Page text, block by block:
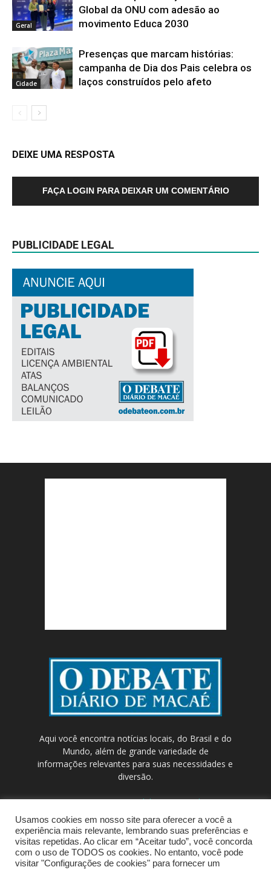
Geral
Global da ONU com adesão ao
movimento Educa 2030
Cidade
Presenças que marcam histórias:
campanha de Dia dos Pais celebra os
laços construídos pelo afeto
DEIXE UMA RESPOSTA
FAÇA LOGIN PARA DEIXAR UM COMENTÁRIO
PUBLICIDADE LEGAL
Aqui você encontra notícias locais, do Brasil e do
Mundo, além de grande variedade de
informações relevantes para suas necessidades e
diversão.
Contato:contato@odebateon.com.br /
comercia@odebateon.com.br
Usamos cookies em nosso site para oferecer a você a
experiência mais relevante, lembrando suas preferências e
visitas repetidas. Ao clicar em “Aceitar tudo”, você concorda
com o uso de TODOS os cookies. No entanto, você pode
visitar "Configurações de cookies" para fornecer um